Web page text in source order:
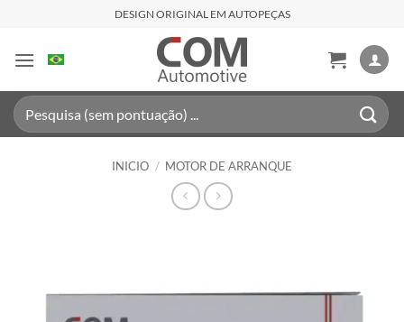
contenido
DESIGN ORIGINAL EM AUTOPEÇAS
Buscar
por:
INICIO / MOTOR DE ARRANQUE